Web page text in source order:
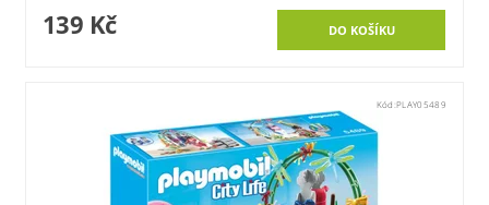
139 Kč
Kód:PLAY05489